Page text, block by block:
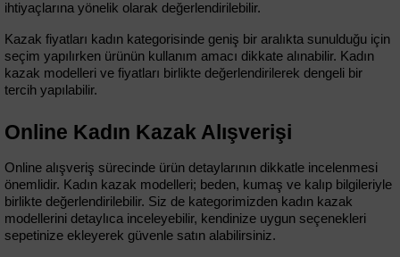
ihtiyaçlarına yönelik olarak değerlendirilebilir.
Kazak fiyatları kadın kategorisinde geniş bir aralıkta sunulduğu için
seçim yapılırken ürünün kullanım amacı dikkate alınabilir. Kadın
kazak modelleri ve fiyatları birlikte değerlendirilerek dengeli bir
tercih yapılabilir.
Online Kadın Kazak Alışverişi
Online alışveriş sürecinde ürün detaylarının dikkatle incelenmesi
önemlidir. Kadın kazak modelleri; beden, kumaş ve kalıp bilgileriyle
birlikte değerlendirilebilir. Siz de kategorimizden kadın kazak
modellerini detaylıca inceleyebilir, kendinize uygun seçenekleri
sepetinize ekleyerek güvenle satın alabilirsiniz.